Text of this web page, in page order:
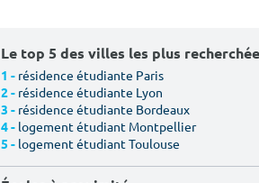
Le top 5 des villes les plus
1 - résidence étudiante Paris
2 - résidence étudiante Lyon
3 - résidence étudiante Bordeaux
4 - logement étudiant Montpellier
5 - logement étudiant Toulouse